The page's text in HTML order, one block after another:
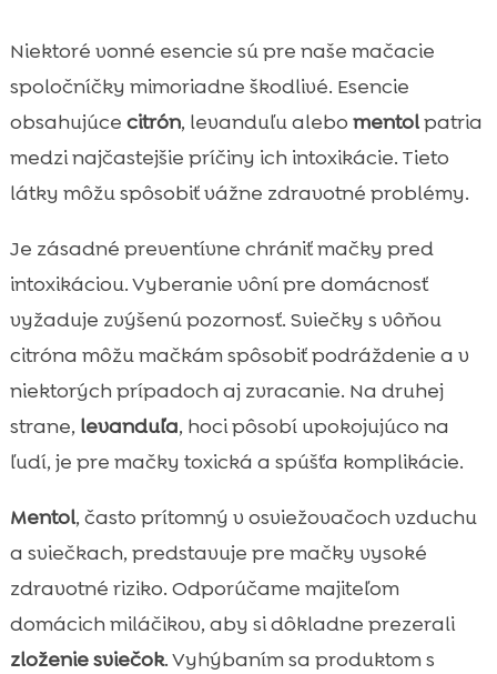
Niektoré vonné esencie sú pre naše mačacie
spoločníčky mimoriadne škodlivé. Esencie
obsahujúce citrón, levanduľu alebo mentolpatria
medzi najčastejšie príčiny ich intoxikácie. Tieto
látky môžu spôsobiť vážne zdravotné problémy.
Je zásadné preventívne chrániť mačky pred
intoxikáciou. Vyberanie vôní pre domácnosť
vyžaduje zvýšenú pozornosť. Sviečky s vôňou
citróna môžu mačkám spôsobiť podráždenie a v
niektorých prípadoch aj zvracanie. Na druhej
strane, levanduľa, hoci pôsobí upokojujúco na
ľudí, je pre mačky toxická a spúšťa komplikácie.
Mentol, často prítomný v osviežovačoch vzduchu
a sviečkach, predstavuje pre mačky vysoké
zdravotné riziko. Odporúčame majiteľom
domácich miláčikov, aby si dôkladne prezerali
zloženie sviečok. Vyhýbaním sa produktom s